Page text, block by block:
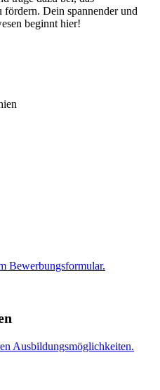
fördern. Dein spannender und
beginnt hier!
Bewerbungsformular.
Ausbildungsmöglichkeiten.